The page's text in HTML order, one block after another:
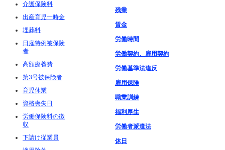
介護保険料
出産育児一時金
埋葬料
日雇特例被保険
者
高額療養費
第3号被保険者
育児休業
資格喪失日
労働保険料の徴
収
下請け従業員
残業
賃金
労働時間
労働契約、雇用契約
労働基準法違反
雇用保険
職業訓練
福利厚生
労働者派遣法
休日